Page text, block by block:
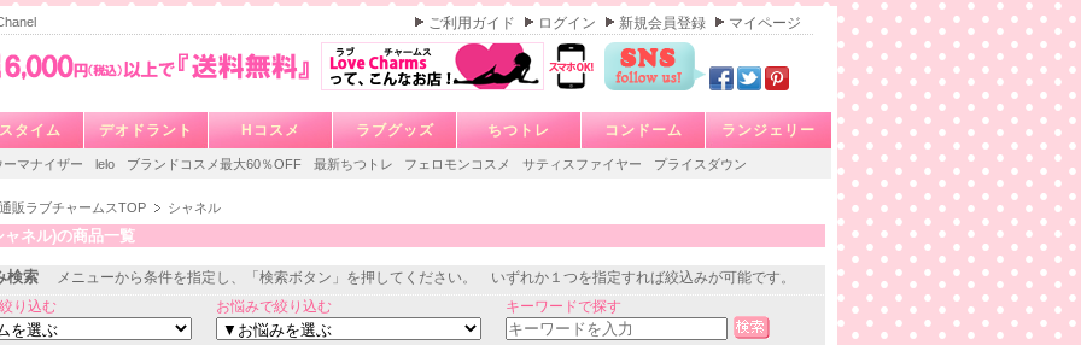
ご利用ガイド ログイン 新規会員登録 マイページ
タイム デオドラント Hコスメ ラブグッズ ちつトレ コンドーム ランジェリー
ーマナイザー lelo ブランドコスメ最大60％OFF 最新ちつトレ フェロモンコスメ サティスファイヤー プライスダウン
販ラブチャームスTOP シャネル
ネル)の商品一覧
検索
メニューから条件を指定し、「検索ボタン」を押してください。 いずれか１つを指定すれば絞込みが可能です。
り込む
お悩みで絞り込む キーワードで探す